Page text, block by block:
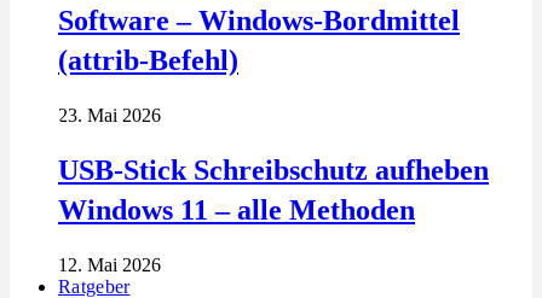
Software – Windows-Bordmittel
(attrib-Befehl)
23. Mai 2026
USB-Stick Schreibschutz aufheben
Windows 11 – alle Methoden
12. Mai 2026
Ratgeber